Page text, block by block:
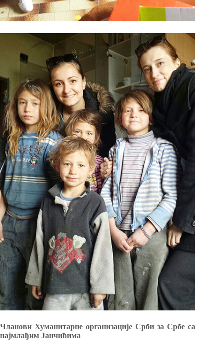
Чланови Хуманитарне организације Срби за Србе са
најмлађим Јанчићима